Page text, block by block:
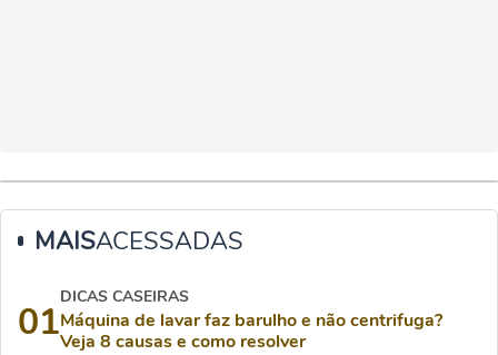
MAISACESSADAS
01
DICAS CASEIRAS
Máquina de lavar faz barulho e não centrifuga?
Veja 8 causas e como resolver